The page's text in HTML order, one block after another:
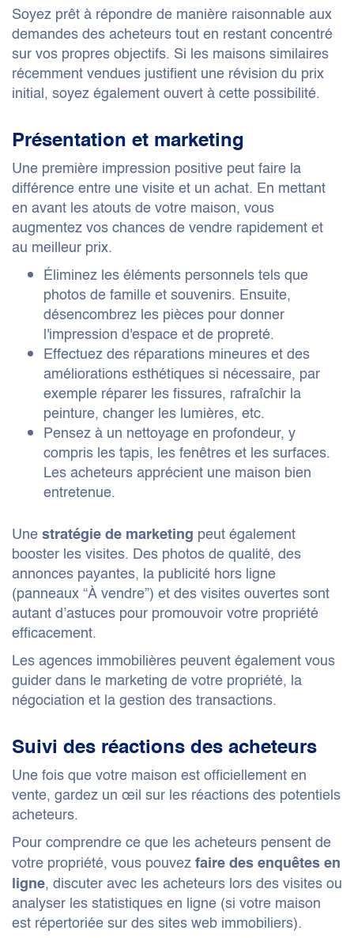
Soyez prêt à répondre de manière raisonnable aux
demandes des acheteurs tout en restant concentré
sur vos propres objectifs. Si les maisons similaires
récemment vendues justifient une révision du prix
initial, soyez également ouvert à cette possibilité.
Présentation et marketing
Une première impression positive peut faire la
différence entre une visite et un achat. En mettant
en avant les atouts de votre maison, vous
augmentez vos chances de vendre rapidement et
au meilleur prix.
Éliminez les éléments personnels tels que
photos de famille et souvenirs. Ensuite,
désencombrez les pièces pour donner
l'impression d'espace et de propreté.
Effectuez des réparations mineures et des
améliorations esthétiques si nécessaire, par
exemple réparer les fissures, rafraîchir la
peinture, changer les lumières, etc.
Pensez à un nettoyage en profondeur, y
compris les tapis, les fenêtres et les surfaces.
Les acheteurs apprécient une maison bien
entretenue.
Une stratégie de marketing peut également
booster les visites. Des photos de qualité, des
annonces payantes, la publicité hors ligne
(panneaux “À vendre”) et des visites ouvertes sont
autant d’astuces pour promouvoir votre propriété
efficacement.
Les agences immobilières peuvent également vous
guider dans le marketing de votre propriété, la
négociation et la gestion des transactions.
Suivi des réactions des acheteurs
Une fois que votre maison est officiellement en
vente, gardez un œil sur les réactions des potentiels
acheteurs.
Pour comprendre ce que les acheteurs pensent de
votre propriété, vous pouvez faire des enquêtes en
ligne, discuter avec les acheteurs lors des visites ou
analyser les statistiques en ligne (si votre maison
est répertoriée sur des sites web immobiliers).